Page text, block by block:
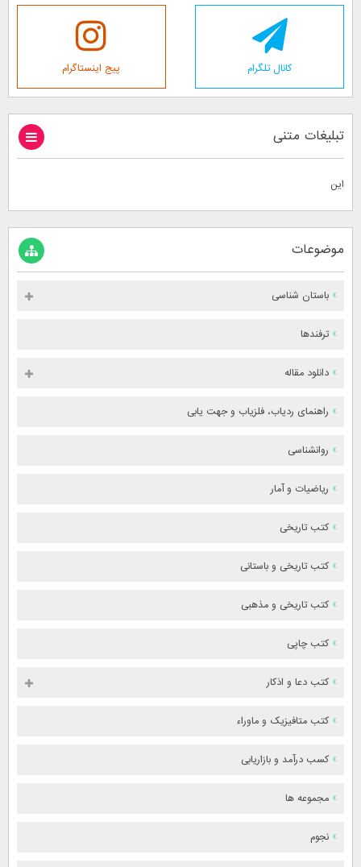
کانال تلگرام پیج اینستاگرام
تبلیغات متنی
این
موضوعات
باستان شناسی
ترفندها
دانلود مقاله
راهنمای ردیاب، فلزیاب و جهت یابی
روانشناسی
ریاضیات و آمار
کتب تاریخی
کتب تاریخی و باستانی
کتب تاریخی و مذهبی
کتب چاپی
کتب دعا و اذکار
کتب متافیزیک و ماوراء
کسب درآمد و بازاریابی
مجموعه ها
نجوم